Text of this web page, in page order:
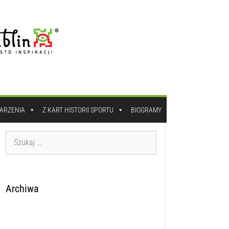
Z KART HISTORII SPORTU BIOGRAMY
Archiwa